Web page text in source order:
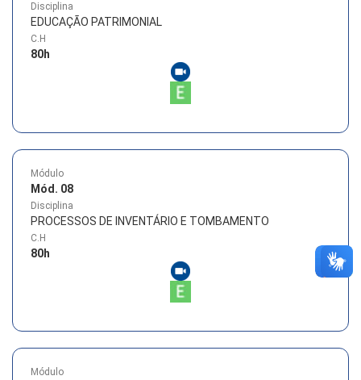
Disciplina
EDUCAÇÃO PATRIMONIAL
C.H
80h
Módulo
Mód. 08
Disciplina
PROCESSOS DE INVENTÁRIO E TOMBAMENTO
C.H
80h
Módulo